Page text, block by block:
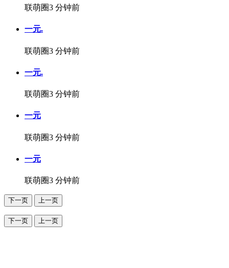
联萌圈3 分钟前
一元.
联萌圈3 分钟前
一元.
联萌圈3 分钟前
一元
联萌圈3 分钟前
一元
联萌圈3 分钟前
下一页 上一页
下一页 上一页